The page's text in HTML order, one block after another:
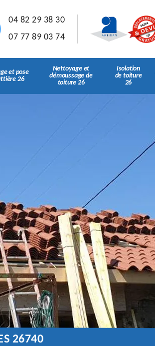
04 82 29 38 30
07 77 89 03 74
et pose
26
Nettoyage et
démoussage de
toiture 26
Isolation
de toiture
26
26740